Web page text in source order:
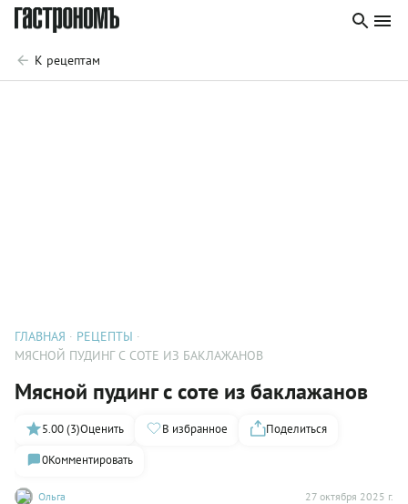
К рецептам
ГЛАВНАЯ
РЕЦЕПТЫ
МЯСНОЙ ПУДИНГ С СОТЕ ИЗ БАКЛАЖАНОВ
Мясной пудинг с соте из баклажанов
Ольга 27 октября 2025 г.
5.00 (3)Оценить В избранное
Поделиться
0Комментировать